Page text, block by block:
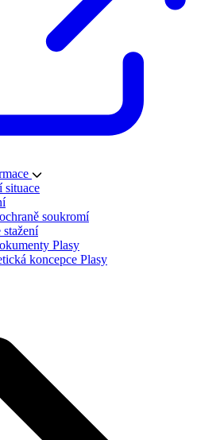
situace
soukromí
stažení
Plasy
koncepce Plasy